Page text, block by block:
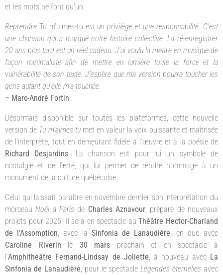
et les mots ne font qu’un.
Reprendre Tu m’aimes-tu est un privilège et une responsabilité. C’est
une chanson qui a marqué notre histoire collective. La ré-enregistrer
20 ans plus tard est un réel cadeau. J’ai voulu la mettre en musique de
façon minimaliste afin de mettre en lumière toute la force et la
vulnérabilité de son texte. J’espère que ma version pourra toucher les
gens autant qu’elle m’a touchée.
– Marc-André Fortin
Désormais disponible sur toutes les plateformes, cette nouvelle
version de Tu m’aimes-tumet en valeur la voix puissante et maîtrisée
de l’interprète, tout en demeurant fidèle à l’œuvre et à la poésie de
Richard Desjardins. La chanson est pour lui un symbole de
nostalgie et de fierté, qui lui permet de rendre hommage à un
monument de la culture québécoise.
Celui qui laissait paraître en novembre dernier son interprétation du
morceauNoël à Paris de Charles Aznavour, prépare de nouveaux
projets pour 2025. Il sera en spectacle auThéâtre Hector-Charland
de l’Assomption, avec la Sinfonia de Lanaudière, en duo avec
Caroline Riverin le 30 mars prochain et en spectacle à
l’Amphithéâtre Fernand-Lindsay de Joliette, à nouveau avec La
Sinfonia de Lanaudière, pour le spectacleLégendes éternelles avec